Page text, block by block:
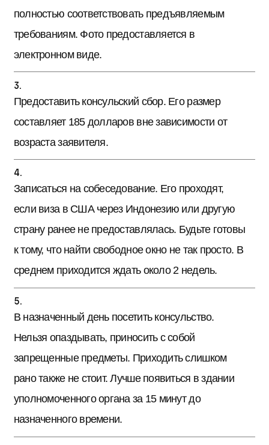
полностью соответствовать предъявляемым
требованиям. Фото предоставляется в
электронном виде.
Предоставить консульский сбор. Его размер
составляет 185 долларов вне зависимости от
возраста заявителя.
Записаться на собеседование. Его проходят,
если виза в США через Индонезию или другую
страну ранее не предоставлялась. Будьте готовы
к тому, что найти свободное окно не так просто. В
среднем приходится ждать около 2 недель.
В назначенный день посетить консульство.
Нельзя опаздывать, приносить с собой
запрещенные предметы. Приходить слишком
рано также не стоит. Лучше появиться в здании
уполномоченного органа за 15 минут до
назначенного времени.